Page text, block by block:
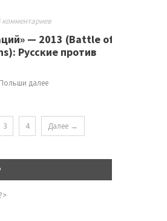
комментариев
— 2013 (Battle of
Русские против
далее
3 4 Далее →